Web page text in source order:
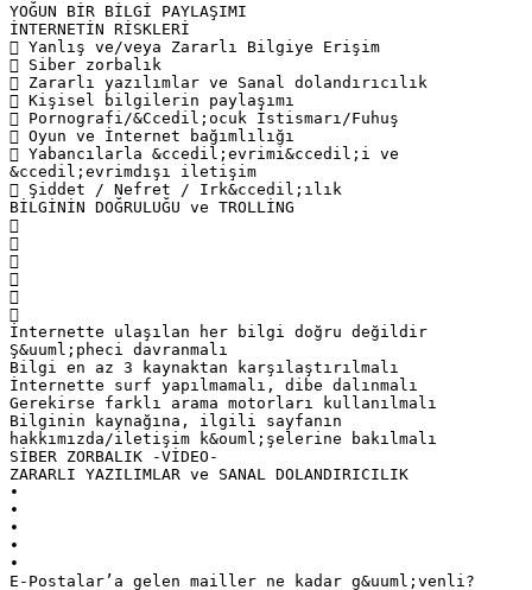
YOĞUN BİR BİLGİ PAYLAŞIMI
İNTERNETİN RİSKLERİ
 Yanlış ve/veya Zararlı Bilgiye Erişim
 Siber zorbalık
 Zararlı yazılımlar ve Sanal dolandırıcılık
 Kişisel bilgilerin paylaşımı
 Pornografi/&Ccedil;ocuk İstismarı/Fuhuş
 Oyun ve İnternet bağımlılığı
 Yabancılarla &ccedil;evrimi&ccedil;i ve
&ccedil;evrimdışı iletişim
 Şiddet / Nefret / Irk&ccedil;ılık
BİLGİNİN DOĞRULUĞU ve TROLLİNG






İnternette ulaşılan her bilgi doğru değildir
Ş&uuml;pheci davranmalı
Bilgi en az 3 kaynaktan karşılaştırılmalı
İnternette surf yapılmamalı, dibe dalınmalı
Gerekirse farklı arama motorları kullanılmalı
Bilginin kaynağına, ilgili sayfanın
hakkımızda/iletişim k&ouml;şelerine bakılmalı
SİBER ZORBALIK -VİDEO-
ZARARLI YAZILIMLAR ve SANAL DOLANDIRICILIK
•
•
•
•
•
E-Postalar’a gelen mailler ne kadar g&uuml;venli?